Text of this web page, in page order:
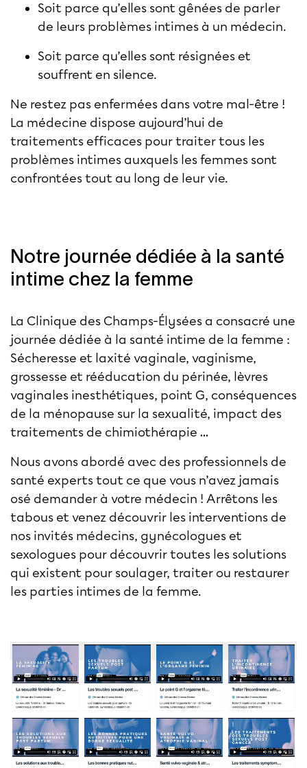
Soit parce qu’elles sont gênées de parler
de leurs problèmes intimes à un médecin.
Soit parce qu’elles sont résignées et
souffrent en silence.
Ne restez pas enfermées dans votre mal-être !
La médecine dispose aujourd’hui de
traitements efficaces pour traiter tous les
problèmes intimes auxquels les femmes sont
confrontées tout au long de leur vie.
Notre journée dédiée à la santé
intime chez la femme
La Clinique des Champs-Élysées a consacré une
journée dédiée à la santé intime de la femme :
Sécheresse et laxité vaginale, vaginisme,
grossesse et rééducation du périnée, lèvres
vaginales inesthétiques, point G, conséquences
de la ménopause sur la sexualité, impact des
traitements de chimiothérapie …
Nous avons abordé avec des professionnels de
santé experts tout ce que vous n’avez jamais
osé demander à votre médecin ! Arrêtons les
tabous et venez découvrir les interventions de
nos invités médecins, gynécologues et
sexologues pour découvrir toutes les solutions
qui existent pour soulager, traiter ou restaurer
les parties intimes de la femme.